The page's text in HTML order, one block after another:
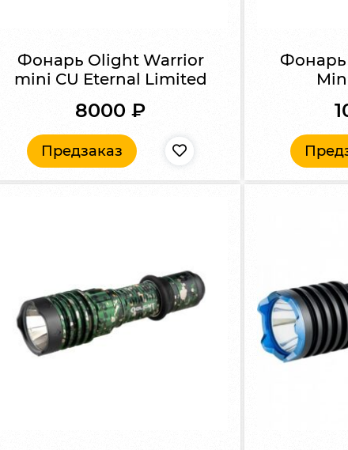
Фонарь Olight Warrior
mini CU Eternal Limited
8000₽
Предзаказ